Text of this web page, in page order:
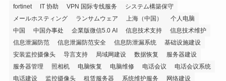
fortinet IT 协助 VPN 国际专线服务
システム構築保守
メールホスティング
ランサムウェア 上海（中国）
个人电脑
中国
中国办事处 企業版微信5.0 AI 信息技术支持
信息技术维护
信息泄漏防范
信息泄漏防范安全 信息防泄漏系统
基础设施建设
安装监控摄像头
导言支持 局域网建设 数据恢复
服务器建设
服务器管理
照相机 电脑恢复 电脑维修 电话会议
电话会议系统
电话建设
监控摄像头 租赁服务器 系统维护服务
网络建设